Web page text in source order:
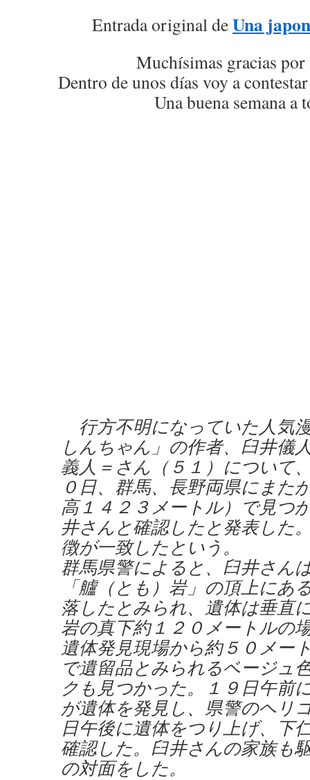
Entrada original deUna
Muchísimas gracias por
Dentro de unos días voy a
Una buena semana a
行方不明になっていた人気
しんちゃん」の作者、臼井儀
義人＝さん（５１）について
０日、群馬、長野両県にまた
高１４２３メートル）で見つ
井さんと確認したと発表した
徴が一致したという。
群馬県警によると、臼井さん
「艫（とも）岩」の頂上にあ
落したとみられ、遺体は垂直
岩の真下約１２０メートルの
遺体発見現場から約５０メー
で遺留品とみられるベージュ
クも見つかった。１９日午前
が遺体を発見し、県警のヘリ
日午後に遺体をつり上げ、下
確認した。臼井さんの家族も
の対面をした。